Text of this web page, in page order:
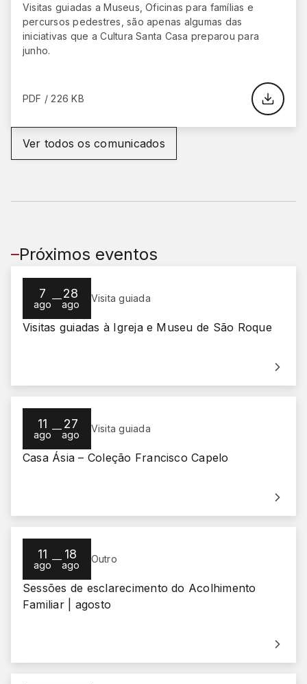
Visitas guiadas a Museus, Oficinas para famílias e
percursos pedestres, são apenas algumas das
iniciativas que a Cultura Santa Casa preparou para
junho.
PDF / 226 KB
Ver todos os comunicados
Próximos eventos
7
ago
—28
ago Visita guiada
Visitas guiadas à Igreja e Museu de São Roque
11
ago
— 27
ago Visita guiada
Casa Ásia – Coleção Francisco Capelo
11
ago
— 18
ago Outro
Sessões de esclarecimento do Acolhimento
Familiar | agosto